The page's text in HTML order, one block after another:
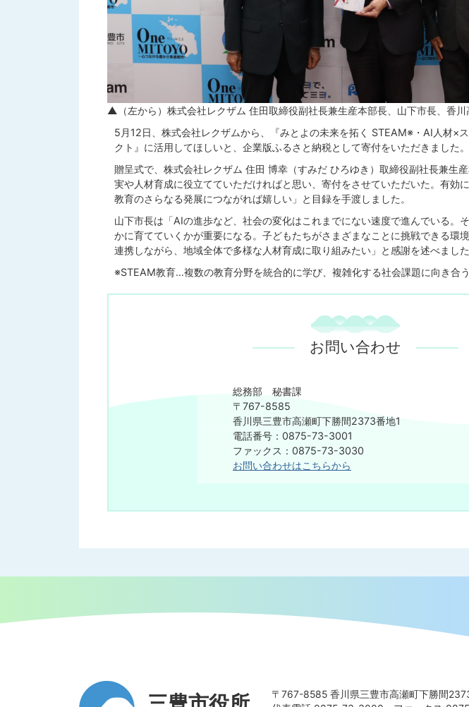
▲（左から）株式会社レクザム 住田取締役副社長兼生産本部長、山下市長、香
5月12日、株式会社レクザムから、『みとよの未来を拓く STEAM※・AI人材×
クト』に活用してほしいと、企業版ふるさと納税として寄付をいただきました。
贈呈式で、株式会社レクザム 住田 博幸（すみだ ひろゆき）取締役副社長兼生
実や人材育成に役立てていただければと思い、寄付をさせていただいた。有効
教育のさらなる発展につながれば嬉しい」と目録を手渡しました。
山下市長は「AIの進歩など、社会の変化はこれまでにない速度で進んでいる。
かに育てていくかが重要になる。子どもたちがさまざまなことに挑戦できる環
連携しながら、地域全体で多様な人材育成に取り組みたい」と感謝を述べました
※STEAM教育…複数の教育分野を統合的に学び、複雑化する社会課題に向き合
お問い合わせ
総務部 秘書課
〒767-8585
香川県三豊市高瀬町下勝間2373番地1
電話番号：0875-73-3001
​​​​​​​ファックス：0875-73-3030
お問い合わせはこちらから
〒767-8585 香川県三豊市高瀬町下勝間